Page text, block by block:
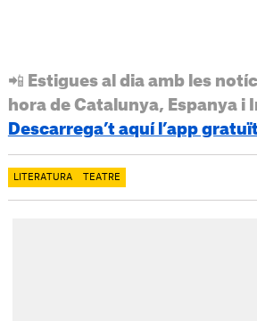
📲 Estigues al dia amb les
hora de Catalunya, Espanya i
Descarrega’t aquí l’app
LITERATURA TEATRE